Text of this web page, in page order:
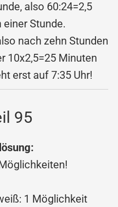
also 60:24=2,5
einer Stunde.
nach zehn Stunden
10x2,5=25 Minuten
erst auf 7:35 Uhr!
95
1 Möglichkeit